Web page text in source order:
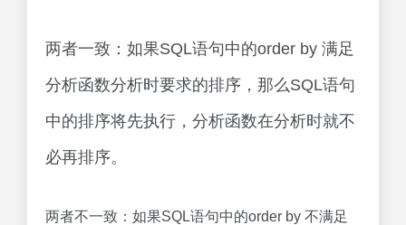
两者一致：如果SQL语句中的order by 满足
分析函数分析时要求的排序，那么SQL语句
中的排序将先执行，分析函数在分析时就不
必再排序。
两者不一致：如果SQL语句中的order by 不满足